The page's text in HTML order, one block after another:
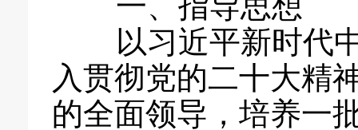
以习近平新时代中
入贯彻党的二十大精
的全面领导，培养一